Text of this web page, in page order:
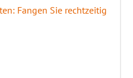
Fangen Sie rechtzeitig